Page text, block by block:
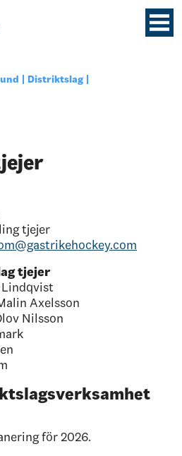
Distriktslag
tjejer
tjejer
Axelsson
Nilsson
för 2026.